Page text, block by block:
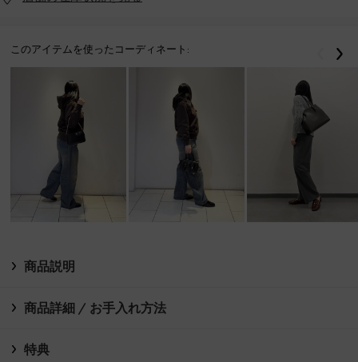
このアイテムを使ったコーディネート: 戻る
商品説明
商品詳細 / お手入れ方法
特典